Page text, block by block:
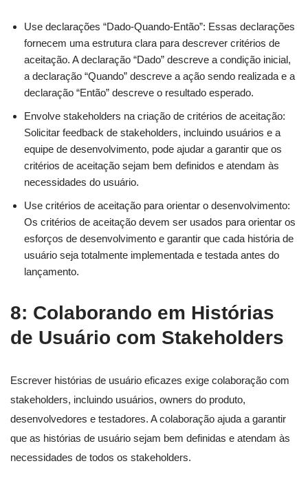
Use declarações “Dado-Quando-Então”: Essas declarações
fornecem uma estrutura clara para descrever critérios de
aceitação. A declaração “Dado” descreve a condição inicial,
a declaração “Quando” descreve a ação sendo realizada e a
declaração “Então” descreve o resultado esperado.
Envolve stakeholders na criação de critérios de aceitação:
Solicitar feedback de stakeholders, incluindo usuários e a
equipe de desenvolvimento, pode ajudar a garantir que os
critérios de aceitação sejam bem definidos e atendam às
necessidades do usuário.
Use critérios de aceitação para orientar o desenvolvimento:
Os critérios de aceitação devem ser usados para orientar os
esforços de desenvolvimento e garantir que cada história de
usuário seja totalmente implementada e testada antes do
lançamento.
8: Colaborando em Histórias
de Usuário com Stakeholders
Escrever histórias de usuário eficazes exige colaboração com
stakeholders, incluindo usuários, owners do produto,
desenvolvedores e testadores. A colaboração ajuda a garantir
que as histórias de usuário sejam bem definidas e atendam às
necessidades de todos os stakeholders.